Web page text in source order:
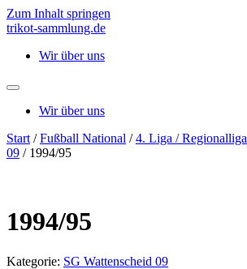
Zum Inhalt springen
trikot-sammlung.de
Wir über uns
Wir über uns
Start /Fußball National /4. Liga / Regionalliga
09 / 1994/95
1994/95
Kategorie: SG Wattenscheid 09